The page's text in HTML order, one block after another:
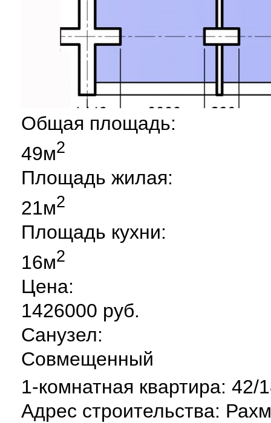
Общая площадь:
49м2
Площадь жилая:
21м2
Площадь кухни:
16м2
Цена:
1426000 руб.
Санузел:
Совмещенный
1-комнатная квартира: 42/
Адрес строительства: